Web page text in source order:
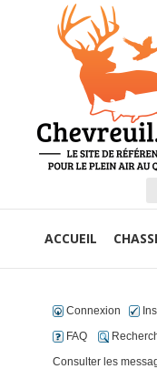
ACCUEIL
Connexion
FAQ
Consulter les